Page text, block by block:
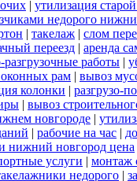
| утилизация
недорого
| такелаж | слом
переезд | аренда
разгрузочные работы |
рам | вывоз
колонки | разгрузо-
| вывоз
новгороде |
| рабочие на час |
нижний новгород цена
услуги | монтаж
недорого |